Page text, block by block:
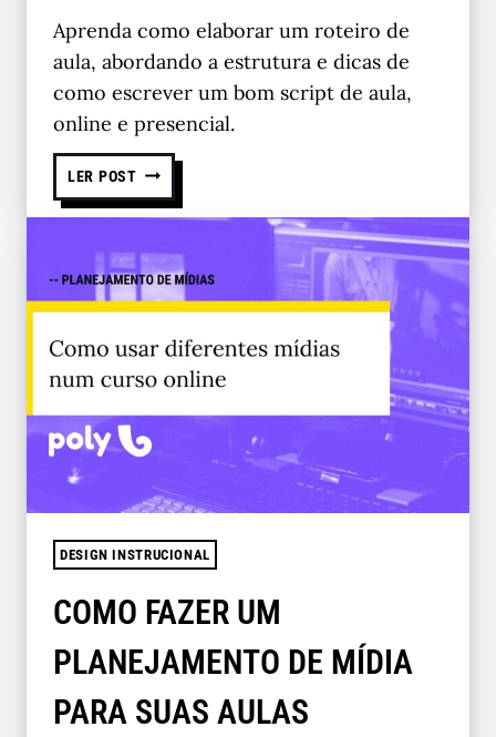
Aprenda como elaborar um roteiro de
aula, abordando a estrutura e dicas de
como escrever um bom script de aula,
online e presencial.
LER POST
DESIGN INSTRUCIONAL
COMO FAZER UM
PLANEJAMENTO DE MÍDIA
PARA SUAS AULAS